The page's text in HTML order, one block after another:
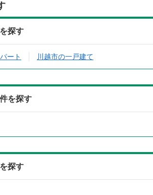
探す
ート 川越市の一戸建て
を探す
探す